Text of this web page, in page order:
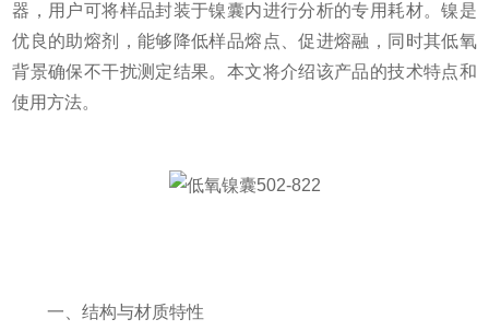
器，用户可将样品封装于镍囊内进行分析的专用耗材。镍是
优良的助熔剂，能够降低样品熔点、促进熔融，同时其低氧
背景确保不干扰测定结果。本文将介绍该产品的技术特点和
使用方法。
一、结构与材质特性